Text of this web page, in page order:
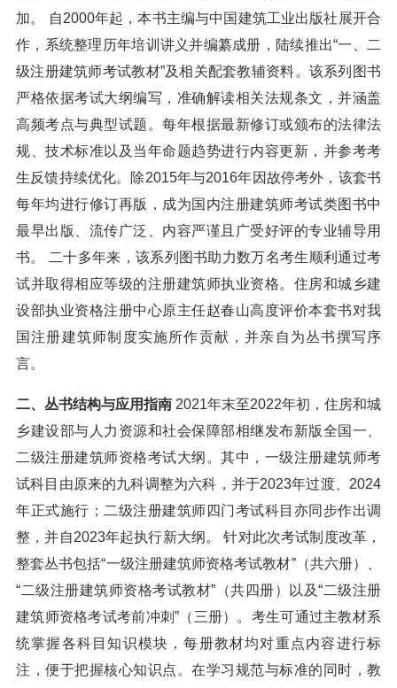
加。 自2000年起，本书主编与中国建筑工业出版社展开合
作，系统整理历年培训讲义并编纂成册，陆续推出“一、二
级注册建筑师考试教材”及相关配套教辅资料。该系列图书
严格依据考试大纲编写，准确解读相关法规条文，并涵盖
高频考点与典型试题。每年根据最新修订或颁布的法律法
规、技术标准以及当年命题趋势进行内容更新，并参考考
生反馈持续优化。除2015年与2016年因故停考外，该套书
每年均进行修订再版，成为国内注册建筑师考试类图书中
最早出版、流传广泛、内容严谨且广受好评的专业辅导用
书。 二十多年来，该系列图书助力数万名考生顺利通过考
试并取得相应等级的注册建筑师执业资格。住房和城乡建
设部执业资格注册中心原主任赵春山高度评价本套书对我
国注册建筑师制度实施所作贡献，并亲自为丛书撰写序
言。
二、丛书结构与应用指南 2021年末至2022年初，住房和城
乡建设部与人力资源和社会保障部相继发布新版全国一、
二级注册建筑师资格考试大纲。其中，一级注册建筑师考
试科目由原来的九科调整为六科，并于2023年过渡、2024
年正式施行；二级注册建筑师四门考试科目亦同步作出调
整，并自2023年起执行新大纲。 针对此次考试制度改革，
整套丛书包括“一级注册建筑师资格考试教材”（共六册）、
“二级注册建筑师资格考试教材”（共四册）以及“二级注册
建筑师资格考试考前冲刺”（三册）。考生可通过主教材系
统掌握各科目知识模块，每册教材均对重点内容进行标
注，便于把握核心知识点。在学习规范与标准的同时，教